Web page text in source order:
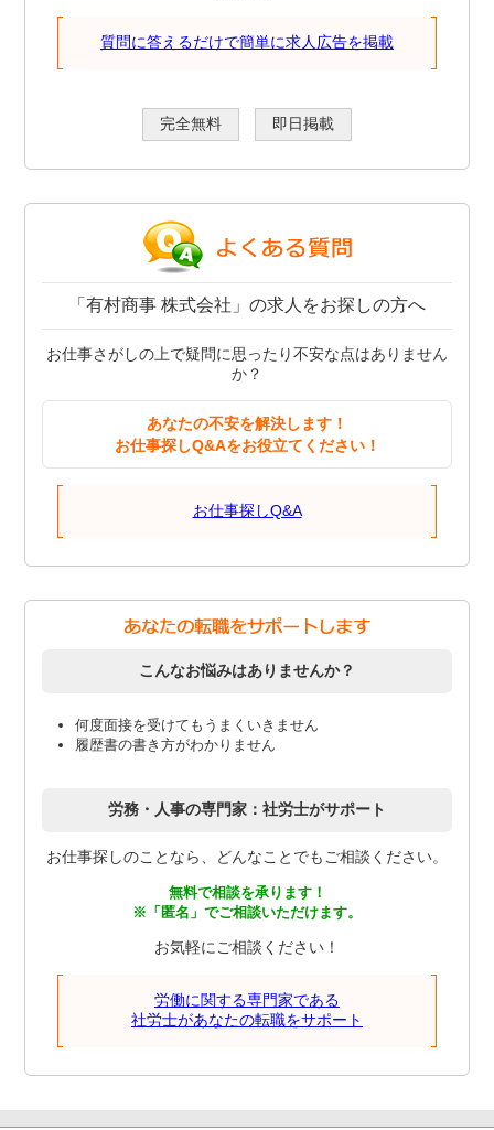
質問に答えるだけで簡単に求人広告を掲載
完全無料 即日掲載
「有村商事 株式会社」の求人をお探しの方へ
お仕事さがしの上で疑問に思ったり不安な点はありません
か？
あなたの不安を解決します！
お仕事探しQ&Aをお役立てください！
お仕事探しQ&A
こんなお悩みはありませんか？
何度面接を受けてもうまくいきません
履歴書の書き方がわかりません
労務・人事の専門家：社労士がサポート
お仕事探しのことなら、どんなことでもご相談ください。
無料で相談を承ります！
※「匿名」でご相談いただけます。
お気軽にご相談ください！
労働に関する専門家である
社労士があなたの転職をサポート